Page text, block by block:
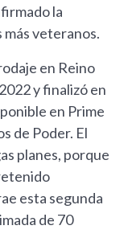
la
más veteranos.
en Reino
y finalizó en
en Prime
de Poder. El
planes, porque
esta segunda
de 70